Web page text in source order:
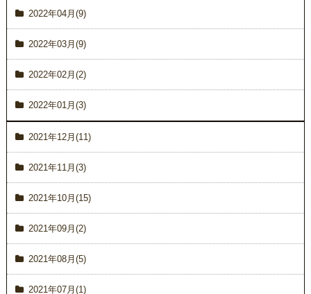
2022年04月(9)
2022年03月(9)
2022年02月(2)
2022年01月(3)
2021年12月(11)
2021年11月(3)
2021年10月(15)
2021年09月(2)
2021年08月(5)
2021年07月(1)